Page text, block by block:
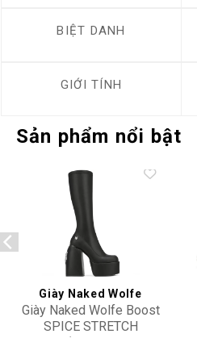
BIỆT DANH
GIỚI TÍNH
Sản phẩm nổi bật
Giày Naked Wolfe
Giày Naked Wolfe Boost
SPICE STRETCH
‘BLACK’